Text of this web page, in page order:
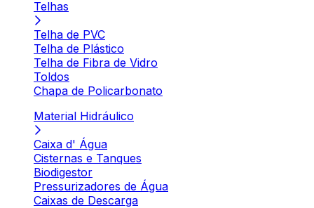
Telhas
Telha de PVC
Telha de Plástico
Telha de Fibra de Vidro
Toldos
Chapa de Policarbonato
Material Hidráulico
Caixa d' Água
Cisternas e Tanques
Biodigestor
Pressurizadores de Água
Caixas de Descarga